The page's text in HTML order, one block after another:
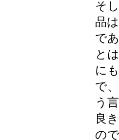
そ
品
で
と
に
で
う
良
の